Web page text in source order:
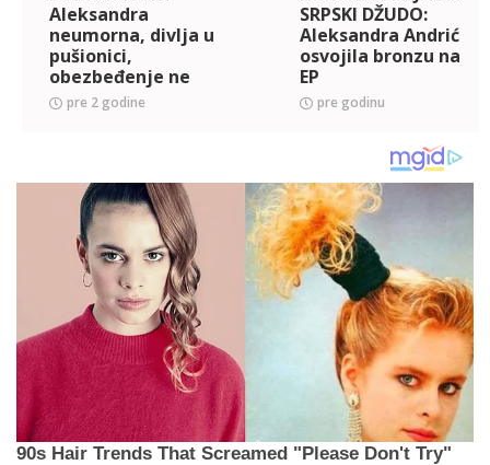
Aleksandra
neumorna, divlja u
pušionici,
obezbeđenje ne
može da izađe na
kraj s njom! (VIDEO)
pre 2 godine
SRPSKI DŽUDO:
Aleksandra Andrić
osvojila bronzu na
EP
pre godinu